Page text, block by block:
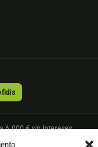
6.000 € sin intereses.
meses. Consulta